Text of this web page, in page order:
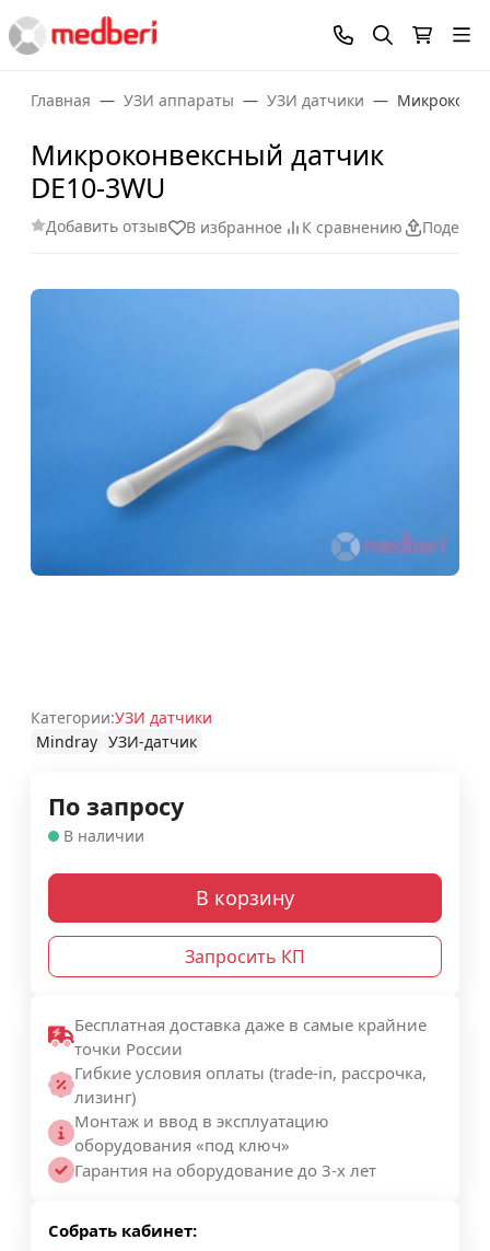
Главная УЗИ аппараты УЗИ датчики
Микроконвексный датчик
DE10-3WU
Добавить отзыв В избранное К сравнению
Категории:УЗИ датчики
Mindray УЗИ-датчик
По запросу
В наличии
В корзину
Запросить КП
Бесплатная доставка даже в самые крайние
точки России
Гибкие условия оплаты (trade-in, рассрочка,
лизинг)
Монтаж и ввод в эксплуатацию
оборудования «под ключ»
Гарантия на оборудование до 3-х лет
Собрать кабинет: